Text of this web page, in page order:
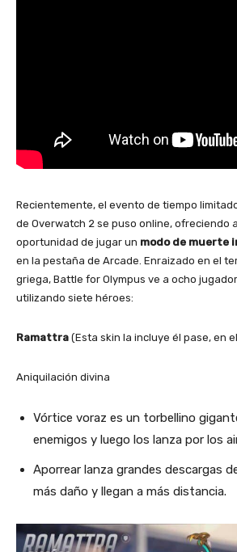
Recientemente, el evento de tiempo
de Overwatch 2 se puso online, ofreciendo
oportunidad de jugar un modo de muerte
en la pestaña de Arcade. Enraizado en el
griega, Battle for Olympus ve a ocho
utilizando siete héroes:
Ramattra (Esta skin la incluye él pase, en
Aniquilación divina
Vórtice voraz es un torbellino
enemigos y luego los lanza por los
Aporrear lanza grandes descargas
más daño y llegan a más distancia.